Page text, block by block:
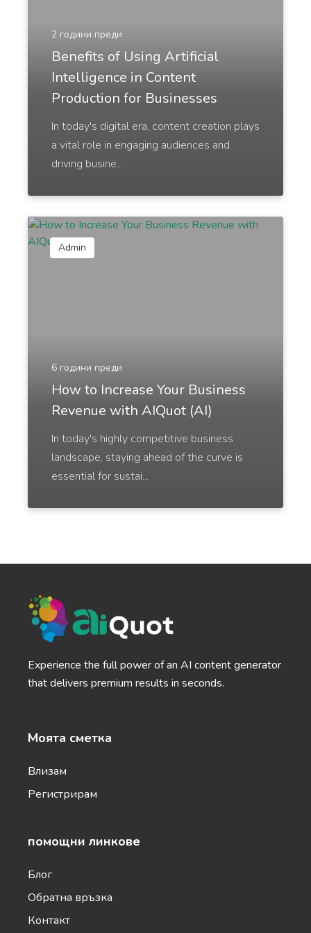
Instagram Hashtags
Trending and highly relevant hashtags to help you
get more followers and engagement.
Twitter Tweets
Generate tweets using AI, that are relevant and
YouTube Titles
the number of shares.
Catchy and persuasive YouTube descriptions that
YouTube Outlines
Video outlines that are a breeze to create and
Inspiring LinkedIn posts that will help you build
Video scripts that are ready to shoot and will
make you go viral.
2 години преди
Benefits of Using Artificial
Intelligence in Content
Production for Businesses
In today's digital era, content creation plays
a vital role in engaging audiences and
driving busine...
Admin
6 години преди
How to Increase Your Business
Revenue with AIQuot (AI)
In today's highly competitive business
landscape, staying ahead of the curve is
essential for sustai...
Experience the full power of an AI content generator
that delivers premium results in seconds.
Моята сметка
Влизам
Регистрирам
помощни линкове
Блог
Обратна връзка
Контакт